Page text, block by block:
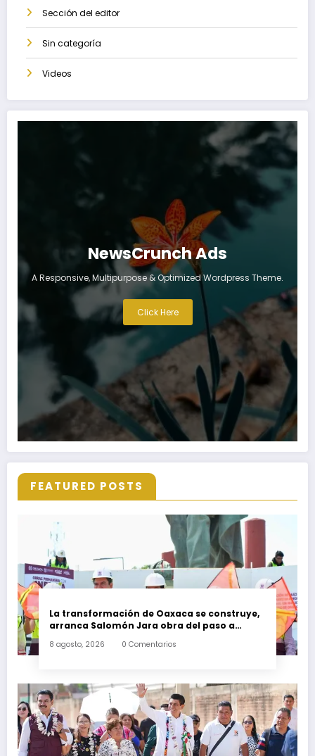
Sección del editor
Sin categoría
Videos
NewsCrunch Ads
A Responsive, Multipurpose & Optimized Wordpress Theme.
Click Here
FEATURED POSTS
La transformación de Oaxaca se construye,
arranca Salomón Jara obra del paso a
kilómetro 184 + 300
8 agosto, 2026 0 Comentarios